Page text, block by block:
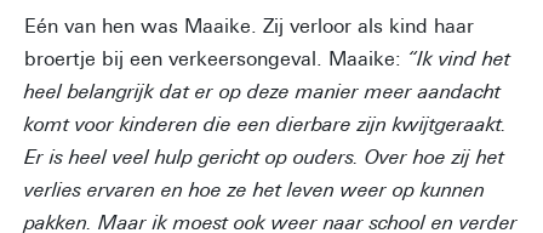
Eén van hen was Maaike. Zij verloor als kind haar
broertje bij een verkeersongeval. Maaike: “Ik vind het
heel belangrijk dat er op deze manier meer aandacht
komt voor kinderen die een dierbare zijn kwijtgeraakt.
Er is heel veel hulp gericht op ouders. Over hoe zij het
verlies ervaren en hoe ze het leven weer op kunnen
pakken. Maar ik moest ook weer naar school en verder